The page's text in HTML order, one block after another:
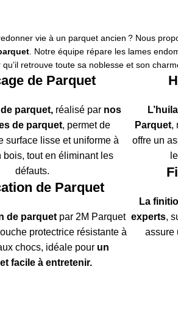
vie à un parquet ancien ? Nous
. Notre équipe répare les lames
retrouve toute sa noblesse et son
de Parquet
parquet, réalisé par nos
de parquet, permet de
surface lisse et uniforme à
bois, tout en éliminant les
défauts.
de Parquet
de parquetpar 2M Parquet
protectrice résistante à
chocs, idéale pour un
facile à entretenir.
Parquet,
offre un
La
experts,
assure